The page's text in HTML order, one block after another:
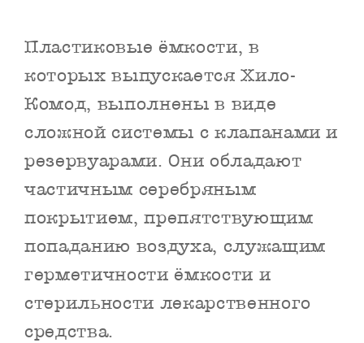
Пластиковые ёмкости, в
которых выпускается Хило-
Комод, выполнены в виде
сложной системы с клапанами и
резервуарами. Они обладают
частичным серебряным
покрытием, препятствующим
попаданию воздуха, служащим
герметичности ёмкости и
стерильности лекарственного
средства.